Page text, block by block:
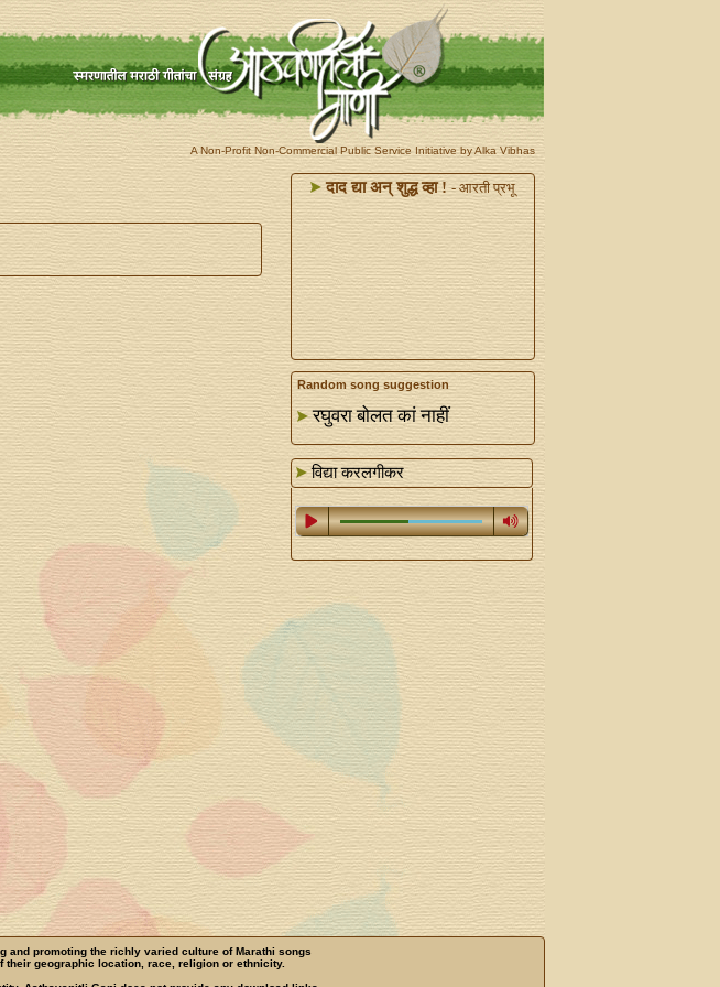
A Non-Profit Non-Commercial Public Service Initiative by Alka Vibhas
दाद द्या अन्‌ शुद्ध व्हा ! - आरती प्रभू
Random song suggestion
रघुवरा बोलत कां नाहीं
विद्या करलगीकर
and promoting the richly varied culture of Marathi songs
geographic location, race, religion or ethnicity.